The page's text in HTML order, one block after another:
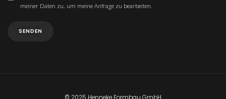
meiner Daten zu, um meine Anfrage zu bearbeiten.